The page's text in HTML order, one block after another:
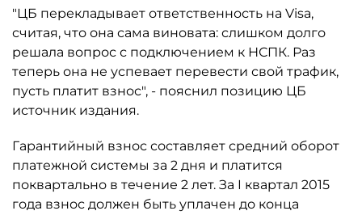
"ЦБ перекладывает ответственность на Visa,
считая, что она сама виновата: слишком долго
решала вопрос с подключением к НСПК. Раз
теперь она не успевает перевести свой трафик,
пусть платит взнос", - пояснил позицию ЦБ
источник издания.
Гарантийный взнос составляет средний оборот
платежной системы за 2 дня и платится
поквартально в течение 2 лет. За I квартал 2015
года взнос должен быть уплачен до конца